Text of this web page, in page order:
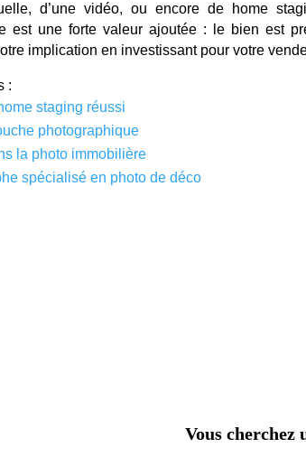
d’une vidéo, ou encore de home
est une forte valeur ajoutée : le bien est
implication en investissant pour votre
:
staging réussi
photographique
la photo immobilière
spécialisé en photo de déco
Vous cherchez